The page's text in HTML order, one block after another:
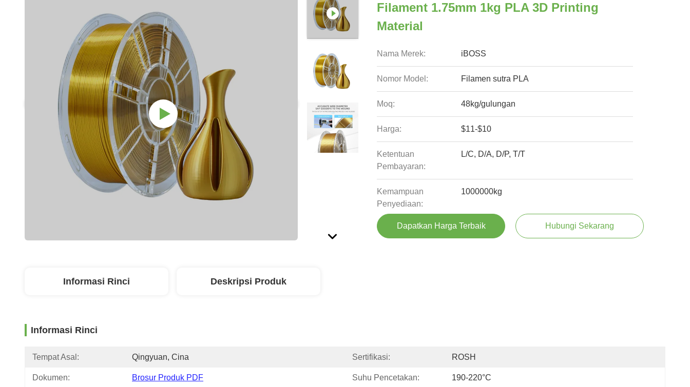
Filament 1.75mm 1kg PLA 3D Printing
Material
Nama Merek: iBOSS
Nomor Model: Filamen sutra PLA
Moq: 48kg/gulungan
Harga: $11-$10
Ketentuan
Pembayaran:
L/C, D/A, D/P, T/T
Kemampuan
Penyediaan:
1000000kg
Dapatkan Harga Terbaik Hubungi Sekarang
Informasi Rinci Deskripsi Produk
Informasi Rinci
Tempat Asal: Qingyuan, Cina Sertifikasi: ROSH
Dokumen: Brosur Produk PDF Suhu Pencetakan: 190-220°C